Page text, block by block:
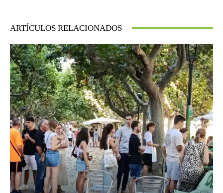
ARTÍCULOS RELACIONADOS